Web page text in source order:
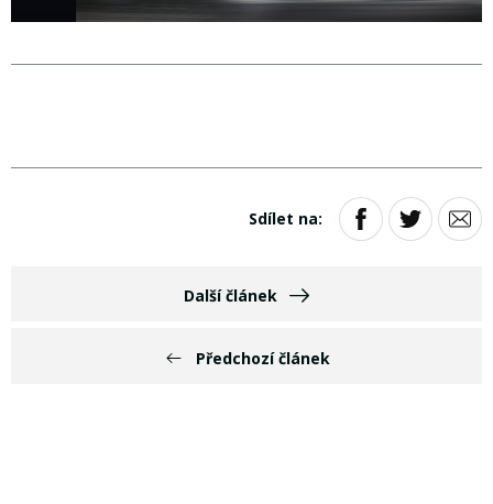
Předchozí článek
Sdílet na:
Další článek